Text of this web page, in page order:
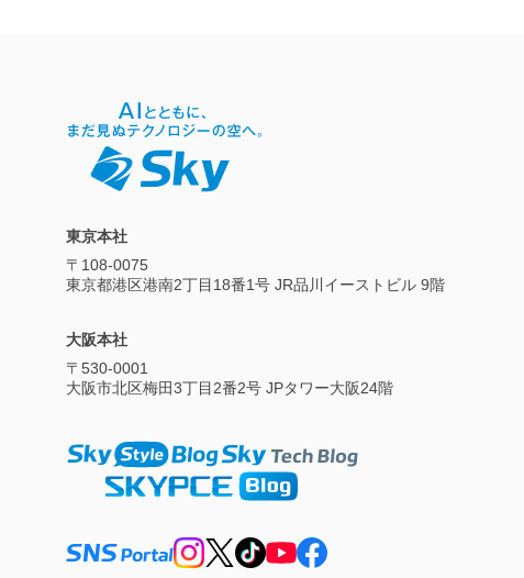
東京本社
〒108-0075
東京都港区港南2丁目18番1号 JR品川イーストビル 9階
大阪本社
〒530-0001
大阪市北区梅田3丁目2番2号 JPタワー大阪24階